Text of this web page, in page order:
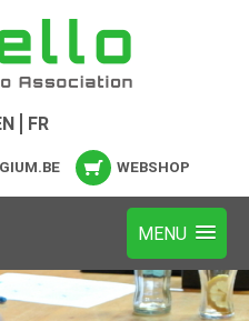
FR
WEBSHOP